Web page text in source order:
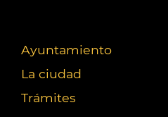
Ayuntamiento
La ciudad
Trámites